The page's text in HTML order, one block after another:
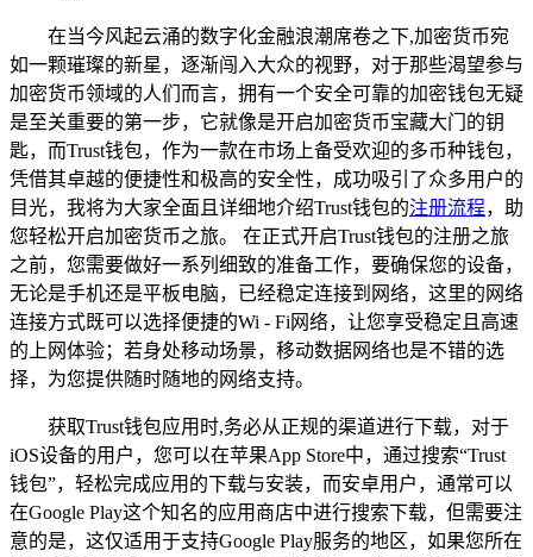
在当今风起云涌的数字化金融浪潮席卷之下,加密货币宛
如一颗璀璨的新星，逐渐闯入大众的视野，对于那些渴望参与
加密货币领域的人们而言，拥有一个安全可靠的加密钱包无疑
是至关重要的第一步，它就像是开启加密货币宝藏大门的钥
匙，而Trust钱包，作为一款在市场上备受欢迎的多币种钱包，
凭借其卓越的便捷性和极高的安全性，成功吸引了众多用户的
目光，我将为大家全面且详细地介绍Trust钱包的注册流程，助
您轻松开启加密货币之旅。 在正式开启Trust钱包的注册之旅
之前，您需要做好一系列细致的准备工作，要确保您的设备，
无论是手机还是平板电脑，已经稳定连接到网络，这里的网络
连接方式既可以选择便捷的Wi - Fi网络，让您享受稳定且高速
的上网体验；若身处移动场景，移动数据网络也是不错的选
择，为您提供随时随地的网络支持。
获取Trust钱包应用时,务必从正规的渠道进行下载，对于
iOS设备的用户，您可以在苹果App Store中，通过搜索“Trust
钱包”，轻松完成应用的下载与安装，而安卓用户，通常可以
在Google Play这个知名的应用商店中进行搜索下载，但需要注
意的是，这仅适用于支持Google Play服务的地区，如果您所在